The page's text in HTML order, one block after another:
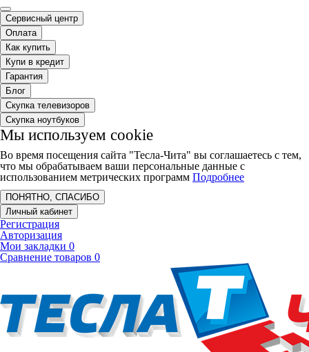
Сервисный центр
Оплата
Как купить
Купи в кредит
Гарантия
Блог
Скупка телевизоров
Скупка ноутбуков
Мы используем cookie
Во время посещения сайта "Тесла-Чита" вы соглашаетесь с тем,
что мы обрабатываем ваши персональные данные с
использованием метрических программ Подробнее
ПОНЯТНО, СПАСИБО
Личный кабинет
Регистрация
Авторизация
Мои закладки 0
Сравнение товаров 0